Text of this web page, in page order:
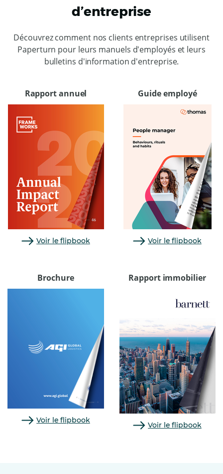
d’entreprise
Découvrez comment nos clients entreprises utilisent
Paperturn pour leurs manuels d'employés et leurs
bulletins d'information d'entreprise.
Rapport annuel
Voir le flipbook
Guide employé
Voir le flipbook
Brochure
Voir le flipbook
Rapport immobilier
Voir le flipbook